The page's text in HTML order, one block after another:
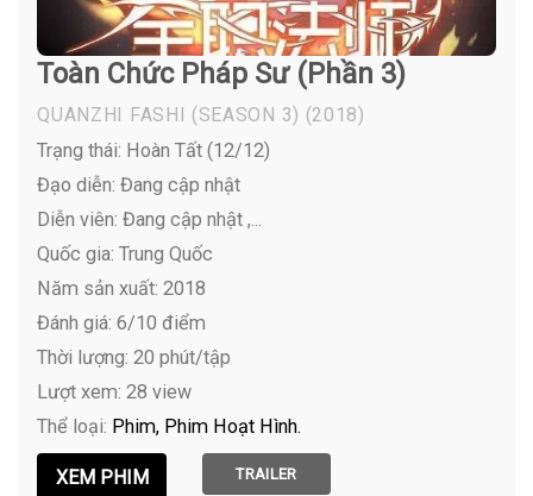
Toàn Chức Pháp Sư (Phần 3)
QUANZHI FASHI (SEASON 3) (2018)
Trạng thái: Hoàn Tất (12/12)
Đạo diễn: Đang cập nhật
Diễn viên: Đang cập nhật ,...
Quốc gia: Trung Quốc
Năm sản xuất: 2018
Đánh giá: 6/10 điểm
Thời lượng: 20 phút/tập
Lượt xem: 28 view
Thể loại: Phim Phim Hoạt Hình
TRAILER